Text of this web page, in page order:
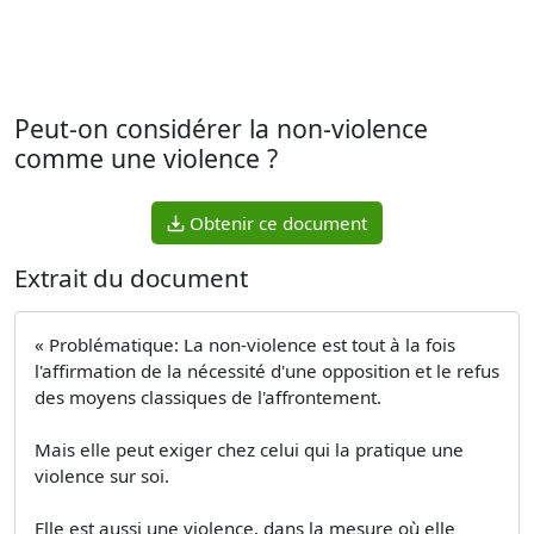
Peut-on considérer la non-violence
comme une violence ?
Obtenir ce document
Extrait du document
« Problématique: La non-violence est tout à la fois
l'affirmation de la nécessité d'une opposition et le refus
des moyens classiques de l'affrontement.
Mais elle peut exiger chez celui qui la pratique une
violence sur soi.
Elle est aussi une violence, dans la mesure où elle